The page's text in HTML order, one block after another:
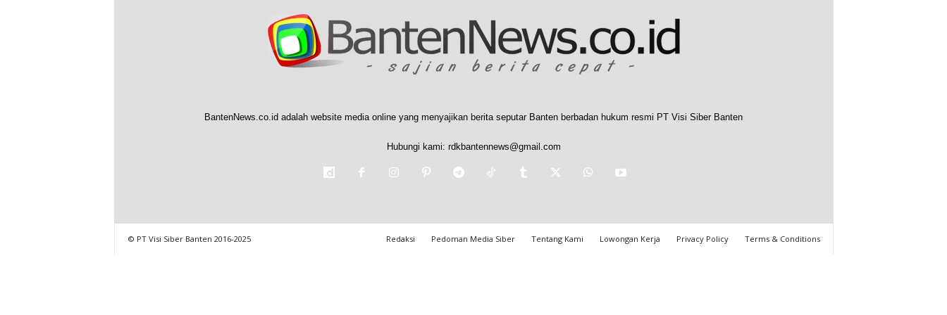
BantenNews.co.id adalah website media online yang menyajikan berita seputar Banten berbadan hukum resmi PT Visi Siber Banten
Hubungi kami: rdkbantennews@gmail.com
Redaksi Pedoman Media Siber Tentang Kami Lowongan Kerja Privacy Policy Terms & Conditions
© PT Visi Siber Banten 2016-2025